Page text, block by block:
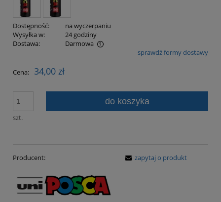
Dostępność:
na wyczerpaniu
Wysyłka w:
24 godziny
Dostawa:
Darmowa
Cena nie zawiera ewentualnych kosztów płatnościsprawdź formy dostawy
Cena: 34,00 zł
szt.
do koszyka
Producent: zapytaj o produkt